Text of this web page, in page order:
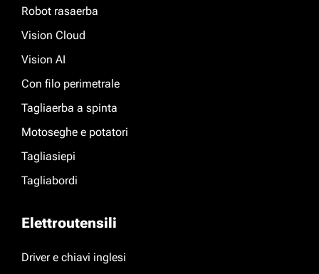
Robot rasaerba
Vision Cloud
Vision AI
Con filo perimetrale
Tagliaerba a spinta
Motoseghe e potatori
Tagliasiepi
Tagliabordi
Elettroutensili
Driver e chiavi inglesi